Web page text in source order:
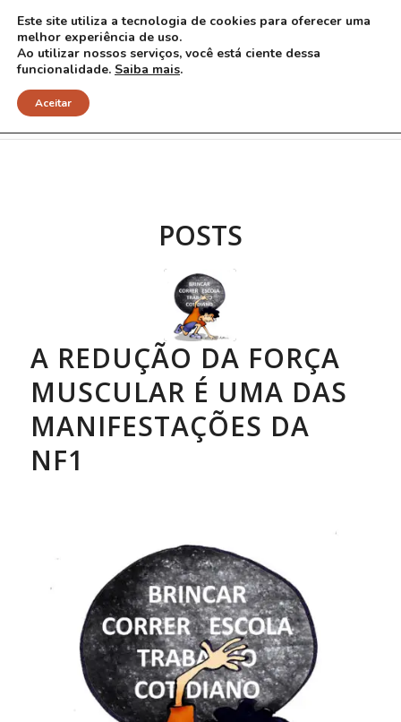
Arquivo para Tag: esportes
POSTS
A REDUÇÃO DA FORÇA
MUSCULAR É UMA DAS
MANIFESTAÇÕES DA
NF1
Este site utiliza a tecnologia de cookies para oferecer uma
melhor experiência de uso.
Ao utilizar nossos serviços, você está ciente dessa
funcionalidade. Saiba mais.
Aceitar